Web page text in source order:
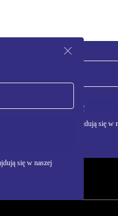
się w naszej
Zarejestruj się
danych osobowych znajdują się w